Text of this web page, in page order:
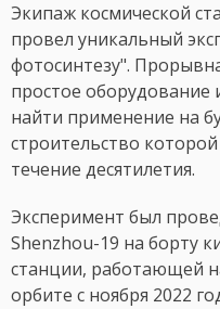
Экипаж космической
провел уникальный
фотосинтезу".
простое
найти применение на
строительство
течение десятилетия.
Эксперимент был
Shenzhou-19 на борту
станции, работающей
орбите с ноября 2022